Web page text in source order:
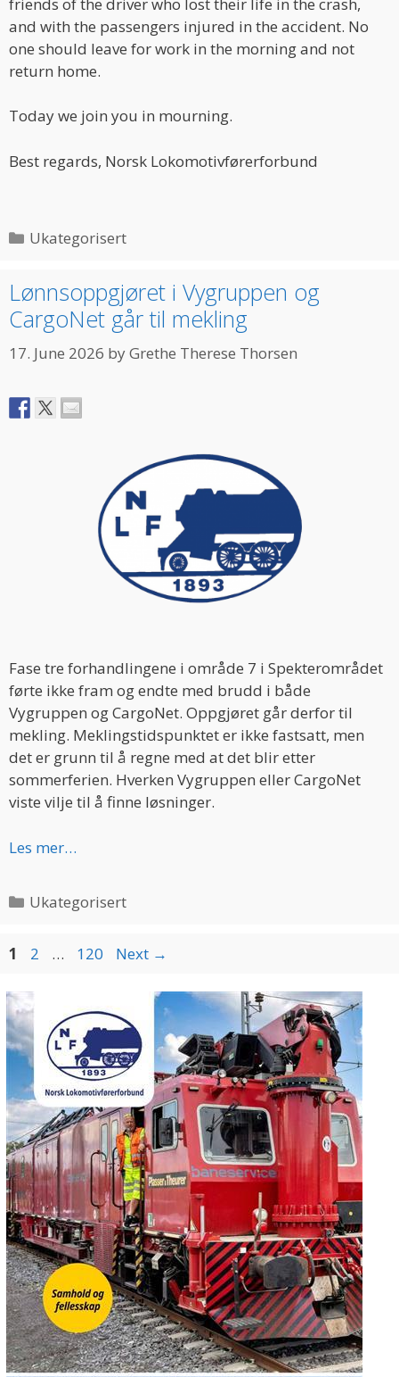
and with the passengers injured in the accident. No
one should leave for work in the morning and not
return home.
Today we join you in mourning.
Best regards, Norsk Lokomotivførerforbund
Categories
Ukategorisert
Lønnsoppgjøret i Vygruppen og
CargoNet går til mekling
17. June 2026 byGrethe Therese Thorsen
Fase tre forhandlingene i område 7 i Spekterområdet
førte ikke fram og endte med brudd i både
Vygruppen og CargoNet. Oppgjøret går derfor til
mekling. Meklingstidspunktet er ikke fastsatt, men
det er grunn til å regne med at det blir etter
sommerferien. Hverken Vygruppen eller CargoNet
viste vilje til å finne løsninger.
Les mer…
Categories
Ukategorisert
Page
1 Page
2 … Page
120 Next →